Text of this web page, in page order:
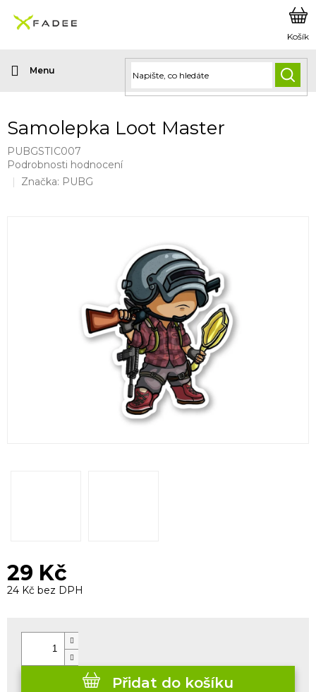
obsah
Samolepka Loot Master
PUBGSTIC007
Průměrné
hodnocení
Podrobnosti hodnocení
Značka: PUBG
29 Kč
24 Kč bez DPH
Přidat do košíku